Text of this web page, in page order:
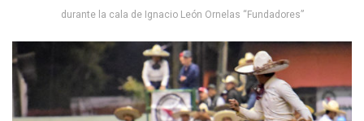
durante la cala de Ignacio León Ornelas “Fundadores”